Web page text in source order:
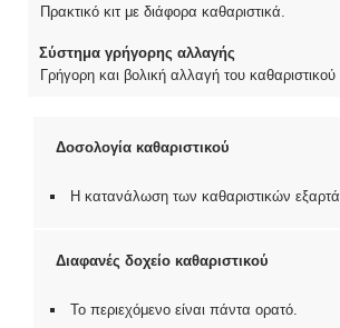
Πρακτικό κιτ με διάφορα καθαριστικά.
Σύστημα γρήγορης αλλαγής
Γρήγορη και βολική αλλαγή του
Δοσολογία καθαριστικού
Η κατανάλωση των καθαριστικών
Διαφανές δοχείο καθαριστικού
Το περιεχόμενο είναι πάντα ορατό.